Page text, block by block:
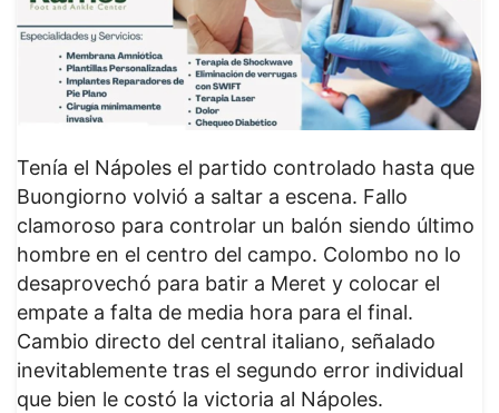
Tenía el Nápoles el partido controlado hasta que
Buongiorno volvió a saltar a escena. Fallo
clamoroso para controlar un balón siendo último
hombre en el centro del campo. Colombo no lo
desaprovechó para batir a Meret y colocar el
empate a falta de media hora para el final.
Cambio directo del central italiano, señalado
inevitablemente tras el segundo error individual
que bien le costó la victoria al Nápoles.